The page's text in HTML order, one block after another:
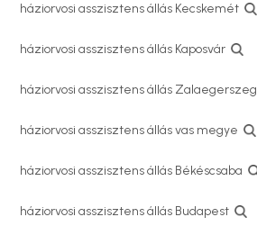
háziorvosi asszisztens állás Kecskemét
háziorvosi asszisztens állás Kaposvár
háziorvosi asszisztens állás Zalaegerszeg
háziorvosi asszisztens állás vas megye
háziorvosi asszisztens állás Békéscsaba
háziorvosi asszisztens állás Budapest